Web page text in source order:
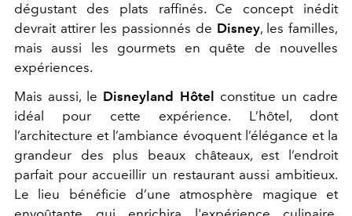
dégustant des plats raffinés. Ce concept inédit
devrait attirer les passionnés de Disney, les familles,
mais aussi les gourmets en quête de nouvelles
expériences.
Mais aussi, le Disneyland Hôtel
constitue un cadre
idéal pour cette expérience. L’hôtel, dont
l’architecture et l’ambiance évoquent l’élégance et la
grandeur des plus beaux châteaux, est l’endroit
parfait pour accueillir un restaurant aussi ambitieux.
Le lieu bénéficie d’une atmosphère magique et